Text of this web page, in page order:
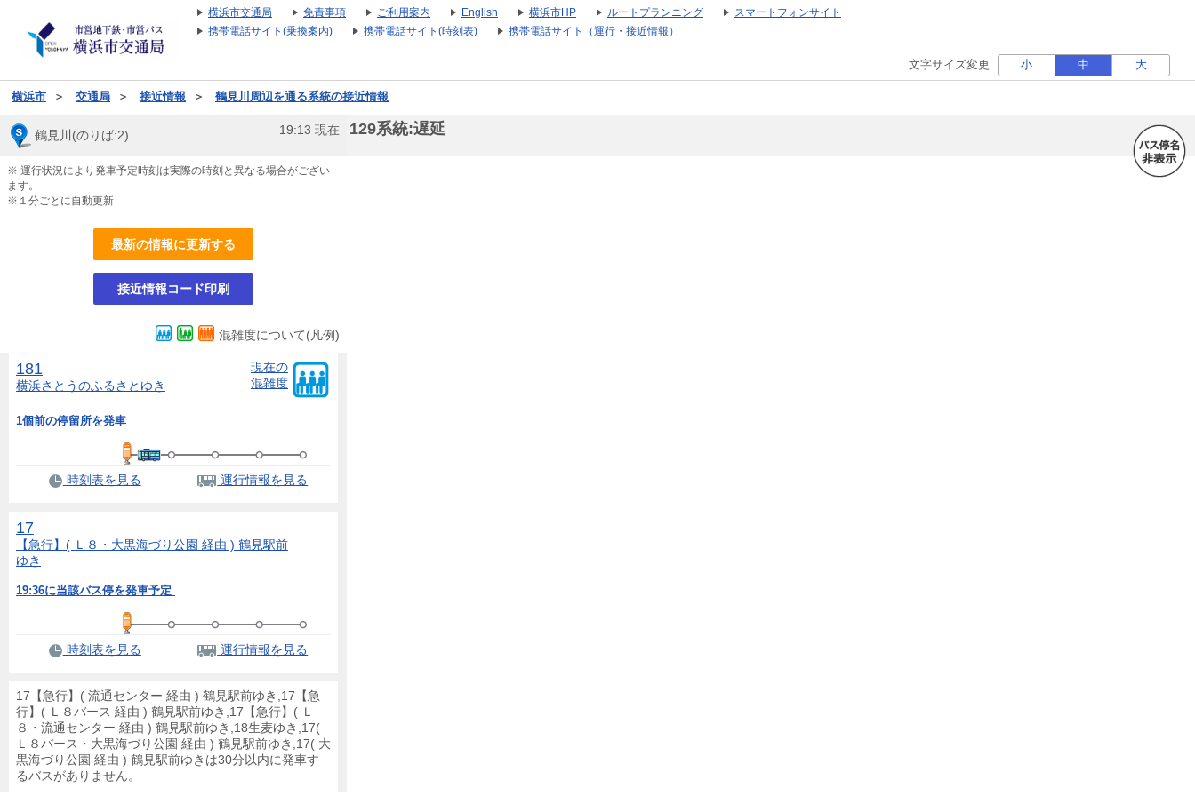
横浜市交通局 免責事項 ご利用案内 English 横浜市HP ルートプランニング
スマートフォンサイト
携帯電話サイト(乗換案内)
携帯電話サイト(時刻表) 携帯電話サイト（運行・接近情報）
文字サイズ変更 小 中 大
横浜市 ＞ 交通局 ＞ 接近情報 ＞ 鶴見川周辺を通る系統の接近情報
鶴見川(のりば:2) 19:13 現在
※ 運行状況により発車予定時刻は実際の時刻と異なる場合がござい
ます。
※１分ごとに自動更新
最新の情報に更新する
接近情報コード印刷
混雑度について(凡例)
181
横浜さとうのふるさと ゆき
現在の
混雑度
1個前の停留所を発車
時刻表を見る 運行情報を見る
17
【急行】( Ｌ８・大黒海づり公園 経由 ) 鶴見駅前
ゆき
19:36に当該バス停を発車予定
時刻表を見る 運行情報を見る
17【急行】( 流通センター 経由 ) 鶴見駅前ゆき,17【急
行】( Ｌ８バース 経由 ) 鶴見駅前ゆき,17【急行】( Ｌ
８・流通センター 経由 ) 鶴見駅前ゆき,18生麦ゆき,17(
Ｌ８バース・大黒海づり公園 経由 ) 鶴見駅前ゆき,17( 大
黒海づり公園 経由 ) 鶴見駅前ゆきは30分以内に発車す
るバスがありません。
129系統:遅延